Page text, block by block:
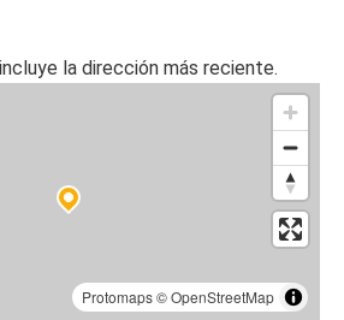
la dirección más reciente.
Protomaps©OpenStreetMap